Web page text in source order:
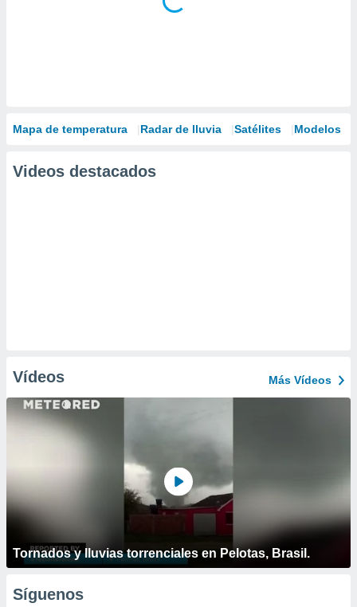
Mapa de temperatura Radar de lluvia Satélites Modelos
Videos destacados
Vídeos Más Vídeos
Tornados y lluvias torrenciales en Pelotas, Brasil.
Síguenos